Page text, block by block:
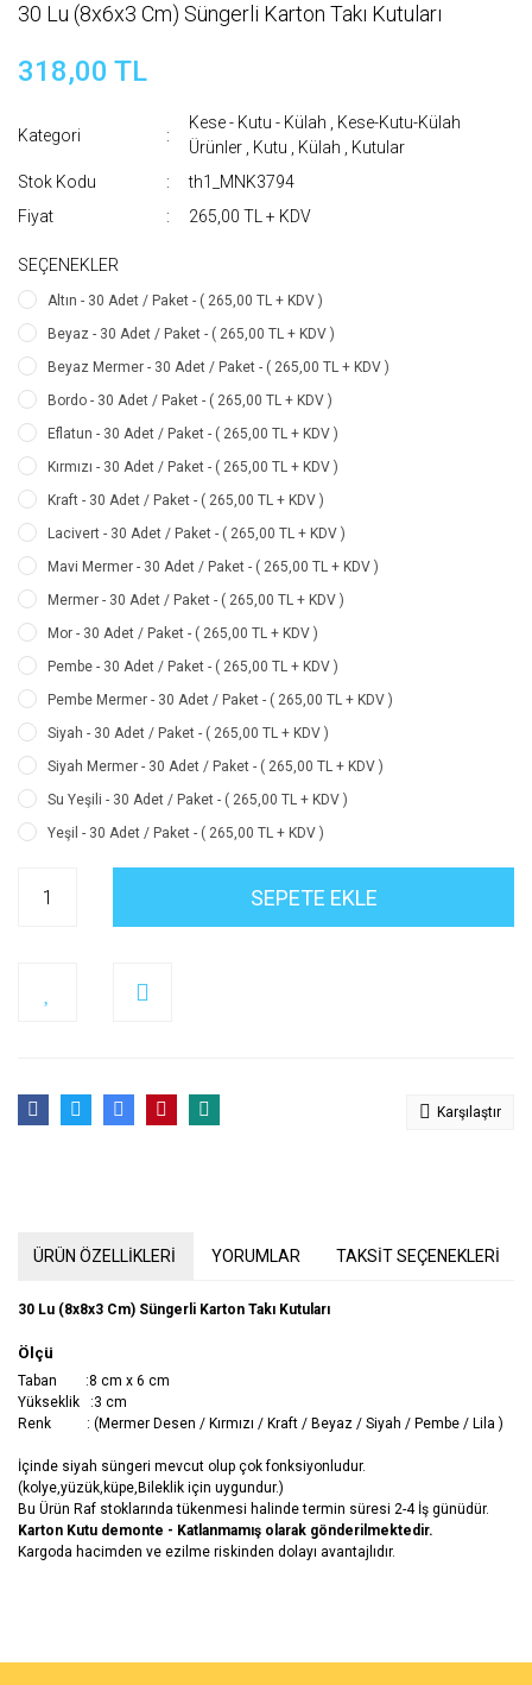
30 Lu (8x6x3 Cm) Süngerli Karton Takı Kutuları
318,00 TL
Kategori
Kese - Kutu - Külah
Kese-Kutu-Külah
Ürünler
Kutu , Külah
Kutular
Stok Kodu
th1_MNK3794
Fiyat
265,00 TL + KDV
SEÇENEKLER
Altın - 30 Adet / Paket - ( 265,00 TL + KDV )
Beyaz - 30 Adet / Paket - ( 265,00 TL + KDV )
Beyaz Mermer - 30 Adet / Paket - ( 265,00 TL + KDV )
Bordo - 30 Adet / Paket - ( 265,00 TL + KDV )
Eflatun - 30 Adet / Paket - ( 265,00 TL + KDV )
Kırmızı - 30 Adet / Paket - ( 265,00 TL + KDV )
Kraft - 30 Adet / Paket - ( 265,00 TL + KDV )
Lacivert - 30 Adet / Paket - ( 265,00 TL + KDV )
Mavi Mermer - 30 Adet / Paket - ( 265,00 TL + KDV )
Mermer - 30 Adet / Paket - ( 265,00 TL + KDV )
Mor - 30 Adet / Paket - ( 265,00 TL + KDV )
Pembe - 30 Adet / Paket - ( 265,00 TL + KDV )
Pembe Mermer - 30 Adet / Paket - ( 265,00 TL + KDV )
Siyah - 30 Adet / Paket - ( 265,00 TL + KDV )
Siyah Mermer - 30 Adet / Paket - ( 265,00 TL + KDV )
Su Yeşili - 30 Adet / Paket - ( 265,00 TL + KDV )
Yeşil - 30 Adet / Paket - ( 265,00 TL + KDV )
SEPETE EKLE
Karşılaştır
ÜRÜN ÖZELLİKLERİ YORUMLAR TAKSİT SEÇENEKLERİ
30 Lu (8x8x3 Cm) Süngerli Karton Takı Kutuları
Ölçü
Taban :8 cm x 6 cm
Yükseklik :3 cm
Renk : (Mermer Desen / Kırmızı / Kraft / Beyaz / Siyah / Pembe / Lila )
İçinde siyah süngeri mevcut olup çok fonksiyonludur.
(kolye,yüzük,küpe,Bileklik için uygundur.)
Bu Ürün Raf stoklarında tükenmesi halinde termin süresi 2-4 İş günüdür.
Karton Kutu demonte - Katlanmamış olarak gönderilmektedir.
Kargoda hacimden ve ezilme riskinden dolayı avantajlıdır.